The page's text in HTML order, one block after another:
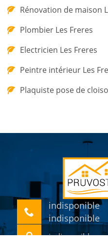
Rénovation de maison
Plombier Les Freres
Electricien Les Freres
Peintre intérieur Les
Plaquiste pose de
indisponible
indisponible
indisponible